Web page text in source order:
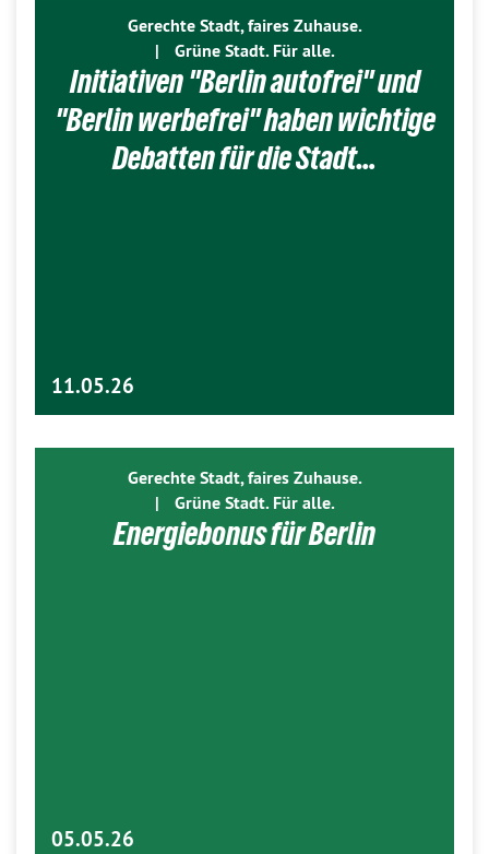
Gerechte Stadt, faires Zuhause.
|
Grüne Stadt. Für alle.
Initiativen "Berlin autofrei" und
"Berlin werbefrei" haben wichtige
Debatten für die Stadt…
11.05.26
Gerechte Stadt, faires Zuhause.
|
Grüne Stadt. Für alle.
Energiebonus für Berlin
05.05.26